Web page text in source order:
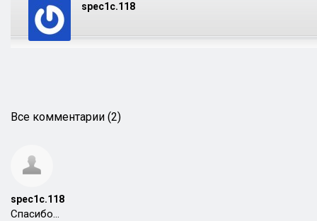
spec1c.118
Все комментарии (2)
spec1c.118
Спасибо…